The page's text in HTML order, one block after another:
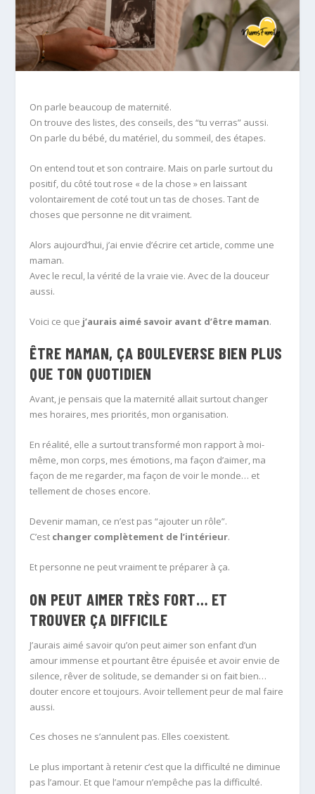
On parle beaucoup de maternité.
On trouve des listes, des conseils, des “tu verras” aussi.
On parle du bébé, du matériel, du sommeil, des étapes.
On entend tout et son contraire. Mais on parle surtout du
positif, du côté tout rose « de la chose » en laissant
volontairement de coté tout un tas de choses. Tant de
choses que personne ne dit vraiment.
Alors aujourd’hui, j’ai envie d’écrire cet article, comme une
maman.
Avec le recul, la vérité de la vraie vie. Avec de la douceur
aussi.
Voici ce que j’aurais aimé savoir avant d’être maman.
ÊTRE MAMAN, ÇA BOULEVERSE BIEN PLUS
QUE TON QUOTIDIEN
Avant, je pensais que la maternité allait surtout changer
mes horaires, mes priorités, mon organisation.
En réalité, elle a surtout transformé mon rapport à moi-
même, mon corps, mes émotions, ma façon d’aimer, ma
façon de me regarder, ma façon de voir le monde… et
tellement de choses encore.
Devenir maman, ce n’est pas “ajouter un rôle”.
C’est changer complètement de l’intérieur.
Et personne ne peut vraiment te préparer à ça.
ON PEUT AIMER TRÈS FORT… ET
TROUVER ÇA DIFFICILE
J’aurais aimé savoir qu’on peut aimer son enfant d’un
amour immense et pourtant être épuisée et avoir envie de
silence, rêver de solitude, se demander si on fait bien…
douter encore et toujours. Avoir tellement peur de mal faire
aussi.
Ces choses ne s’annulent pas. Elles coexistent.
Le plus important à retenir c’est que la difficulté ne diminue
pas l’amour. Et que l’amour n’empêche pas la difficulté.